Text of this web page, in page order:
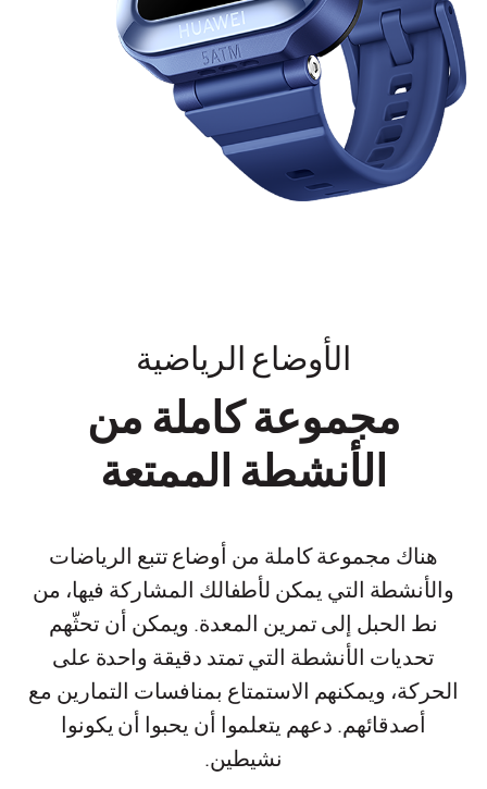
الأوضاع الرياضية
مجموعة كاملة من
الأنشطة الممتعة
هناك مجموعة كاملة من أوضاع تتبع الرياضات
والأنشطة التي يمكن لأطفالك المشاركة فيها، من
نط الحبل إلى تمرين المعدة. ويمكن أن تحثّهم
تحديات الأنشطة التي تمتد دقيقة واحدة على
الحركة، ويمكنهم الاستمتاع بمنافسات التمارين مع
أصدقائهم. دعهم يتعلموا أن يحبوا أن يكونوا
نشيطين.